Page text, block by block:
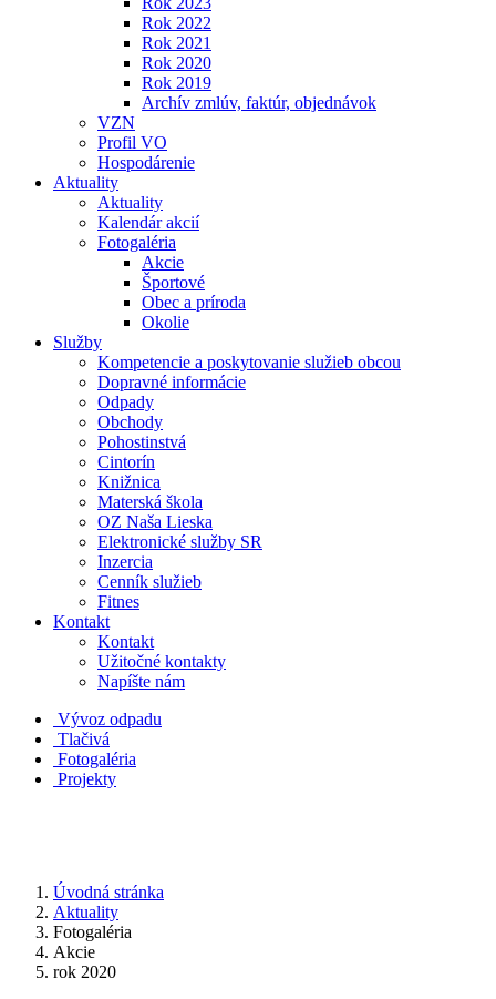
Rok 2022
Rok 2021
Rok 2020
Rok 2019
Archív zmlúv, faktúr, objednávok
VZN
Profil VO
Hospodárenie
Aktuality
Aktuality
Kalendár akcií
Fotogaléria
Akcie
Športové
Obec a príroda
Okolie
Služby
Kompetencie a poskytovanie služieb obcou
Dopravné informácie
Odpady
Obchody
Pohostinstvá
Cintorín
Knižnica
Materská škola
OZ Naša Lieska
Elektronické služby SR
Inzercia
Cenník služieb
Fitnes
Kontakt
Kontakt
Užitočné kontakty
Napíšte nám
Vývoz odpadu
Tlačivá
Fotogaléria
Projekty
Úvodná stránka
Aktuality
Fotogaléria
Akcie
rok 2020